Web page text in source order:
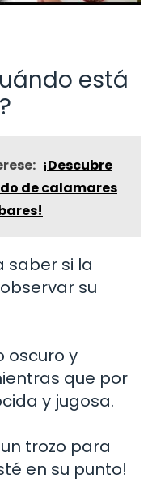
está
¡Descubre
de calamares
saber si la
su
oscuro y
que por
y jugosa.
trozo para
en su punto!